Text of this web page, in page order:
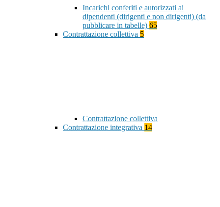
Incarichi conferiti e autorizzati ai
dipendenti (dirigenti e non dirigenti) (da
pubblicare in tabelle) 65
Contrattazione collettiva 5
Contrattazione collettiva
Contrattazione integrativa 14